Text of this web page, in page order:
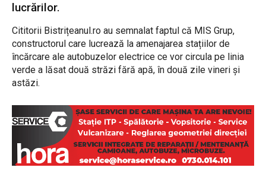
lucrărilor.
Cititorii Bistrițeanul.ro au semnalat faptul că MIS Grup,
constructorul care lucrează la amenajarea stațiilor de
încărcare ale autobuzelor electrice ce vor circula pe linia
verde a lăsat două străzi fără apă, în două zile vineri și
astăzi.